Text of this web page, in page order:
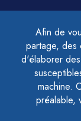
Afin de
partage, des
d'élaborer
machine.
préalable,
CONTACTER